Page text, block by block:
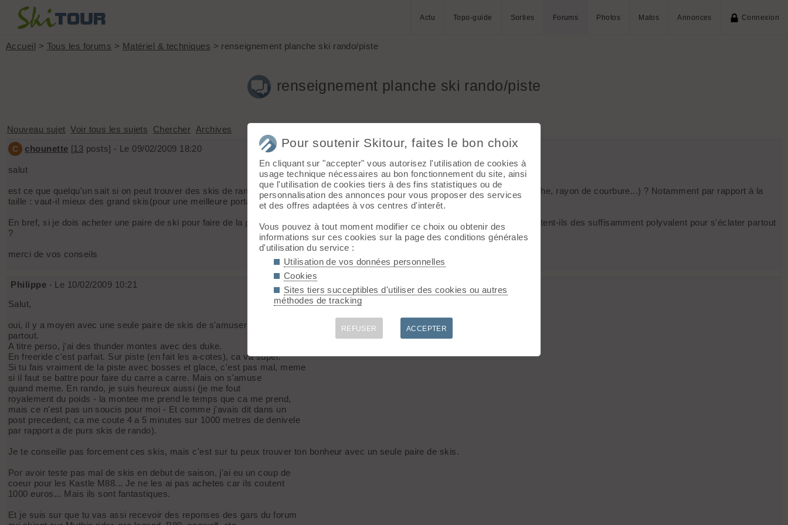
Actu Topo-guide Sorties Forums Photos Matos Annonces Connexion
Accueil > Tous les forums > Matériel & techniques > renseignement planche ski rando/piste
renseignement planche ski rando/piste
Nouveau sujet Voir tous les sujets Chercher Archives
C chounette [13 posts] - Le 09/02/2009 18:20
salut
est ce que quelqu'un sait si on peut trouver des skis de rando aussi techniques que des skis freee ride par exemple(rigidité, accroche, rayon de courbure...) ? Notamment par rapport à la
taille : vaut-il mieux des grand skis(pour une meilleure portance par ex...) ?
En bref, si je dois acheter une paire de ski pour faire de la piste, du free ride ou du ski de rando, faut-il trois paires de ski où en existent-ils des suffisamment polyvalent pour s'éclater partout
?
merci de vos conseils
Philippe - Le 10/02/2009 10:21
Salut,
oui, il y a moyen avec une seule paire de skis de s'amuser
partout.
A titre perso, j'ai des thunder montes avec des duke.
En freeride c'est parfait. Sur piste (en fait les a-cotes), ca va super.
Si tu fais vraiment de la piste avec bosses et glace, c'est pas mal, meme
si il faut se battre pour faire du carre a carre. Mais on s'amuse
quand meme. En rando, je suis heureux aussi (je me fout
royalement du poids - la montee me prend le temps que ca me prend,
mais ce n'est pas un soucis pour moi - Et comme j'avais dit dans un
post precedent, ca me coute 4 a 5 minutes sur 1000 metres de denivele
par rapport a de purs skis de rando).
Je te conseille pas forcement ces skis, mais c'est sur tu peux trouver ton bonheur avec un seule paire de skis.
Por avoir teste pas mal de skis en debut de saison, j'ai eu un coup de
coeur pour les Kastle M88... Je ne les ai pas achetes car ils coutent
1000 euros... Mais ils sont fantastiques.
Et je suis sur que tu vas assi recevoir des reponses des gars du forum
Pour soutenir Skitour, faites le bon choix
En cliquant sur "accepter" vous autorisez l'utilisation de cookies à
usage technique nécessaires au bon fonctionnement du site, ainsi
que l'utilisation de cookies tiers à des fins statistiques ou de
personnalisation des annonces pour vous proposer des services
et des offres adaptées à vos centres d'interêt.
Vous pouvez à tout moment modifier ce choix ou obtenir des
informations sur ces cookies sur la page des conditions générales
d'utilisation du service :
Utilisation de vos données personnelles
Cookies
Sites tiers succeptibles d'utiliser des cookies ou autres
méthodes de tracking
REFUSER ACCEPTER